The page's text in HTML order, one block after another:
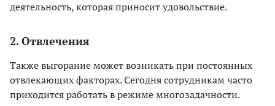
деятельность, которая приносит удовольствие.
2. Отвлечения
Также выгорание может возникать при постоянных
отвлекающих факторах. Сегодня сотрудникам часто
приходится работать в режиме многозадачности.